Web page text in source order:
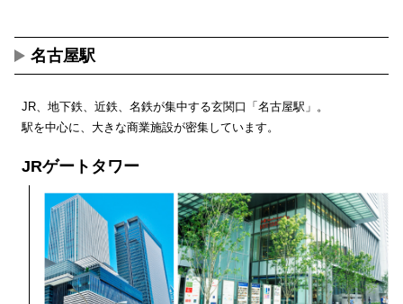
名古屋駅
JR、地下鉄、近鉄、名鉄が集中する玄関口「名古屋駅」。
駅を中心に、大きな商業施設が密集しています。
JRゲートタワー